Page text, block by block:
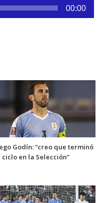
00:00
Godín: “creo que terminó
ciclo en la Selección”